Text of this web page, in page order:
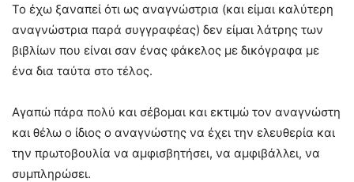
Το έχω ξαναπεί ότι ως αναγνώστρια (και είμαι καλύτερη
αναγνώστρια παρά συγγραφέας) δεν είμαι λάτρης των
βιβλίων που είναι σαν ένας φάκελος με δικόγραφα με
ένα δια ταύτα στο τέλος.
Αγαπώ πάρα πολύ και σέβομαι και εκτιμώ τον αναγνώστη
και θέλω ο ίδιος ο αναγνώστης να έχει την ελευθερία και
την πρωτοβουλία να αμφισβητήσει, να αμφιβάλλει, να
συμπληρώσει.